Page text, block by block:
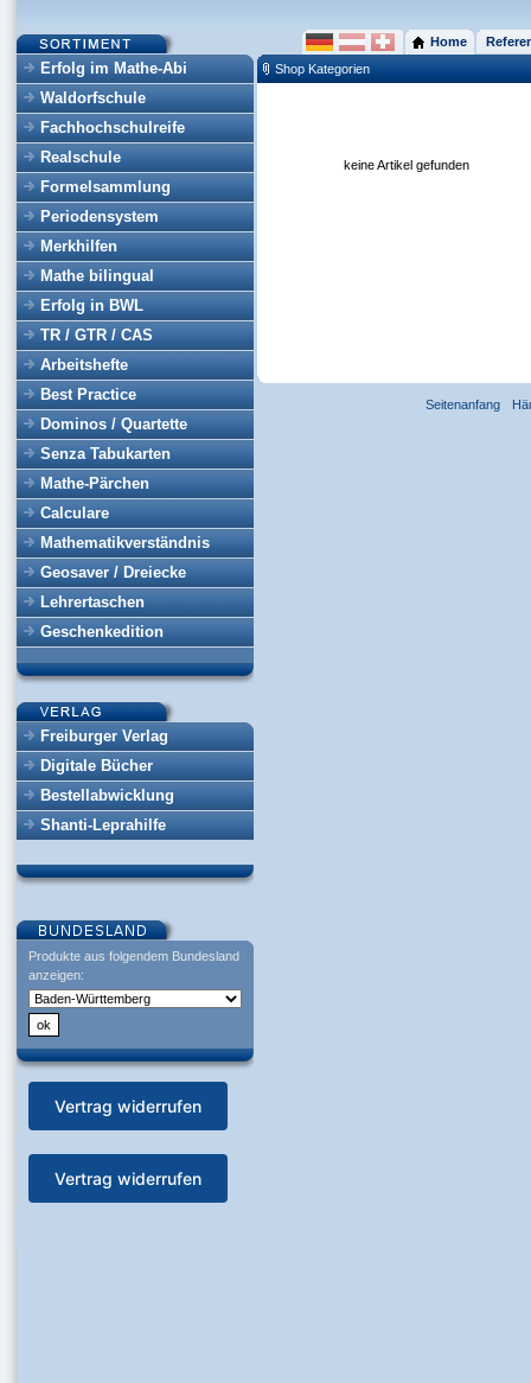
Erfolg im Mathe-Abi
Waldorfschule
Fachhochschulreife
Realschule
Formelsammlung
Periodensystem
Merkhilfen
Mathe bilingual
Erfolg in BWL
TR / GTR / CAS
Arbeitshefte
Best Practice
Dominos / Quartette
Senza Tabukarten
Mathe-Pärchen
Calculare
Mathematikverständnis
Geosaver / Dreiecke
Lehrertaschen
Geschenkedition
Freiburger Verlag
Digitale Bücher
Bestellabwicklung
Shanti-Leprahilfe
Produkte aus folgendem Bundesland
anzeigen:
Vertrag widerrufen
Vertrag widerrufen
Home
Shop Kategorien
keine Artikel gefunden
Seitenanfang